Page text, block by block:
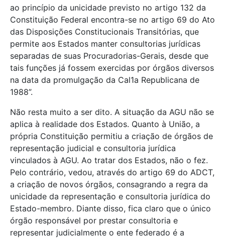
ao princípio da unicidade previsto no artigo 132 da
Constituição Federal encontra-se no artigo 69 do Ato
das Disposições Constitucionais Transitórias, que
permite aos Estados manter consultorias jurídicas
separadas de suas Procuradorias-Gerais, desde que
tais funções já fossem exercidas por órgãos diversos
na data da promulgação da Cal1a Republicana de
1988”.
Não resta muito a ser dito. A situação da AGU não se
aplica à realidade dos Estados. Quanto à União, a
própria Constituição permitiu a criação de órgãos de
representação judicial e consultoria jurídica
vinculados à AGU. Ao tratar dos Estados, não o fez.
Pelo contrário, vedou, através do artigo 69 do ADCT,
a criação de novos órgãos, consagrando a regra da
unicidade da representação e consultoria jurídica do
Estado-membro. Diante disso, fica claro que o único
órgão responsável por prestar consultoria e
representar judicialmente o ente federado é a